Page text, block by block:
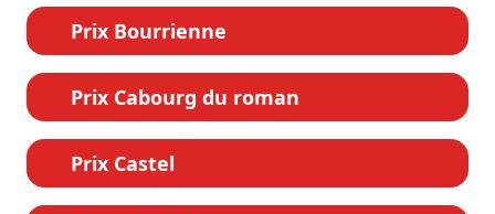
Prix Bourrienne
Prix Cabourg du roman
Prix Castel